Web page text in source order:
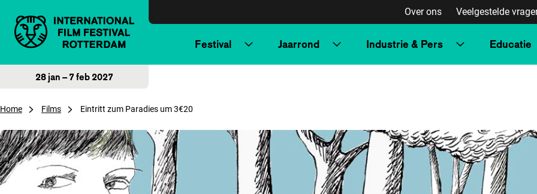
Over ons Veelgestelde
Festival Jaarrond Industrie & Pers Educatie
28 jan – 7 feb 2027
Home Films Eintritt zum Paradies um 3€20